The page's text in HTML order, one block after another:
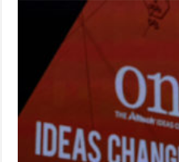
Un été fructueux pour Lactalis